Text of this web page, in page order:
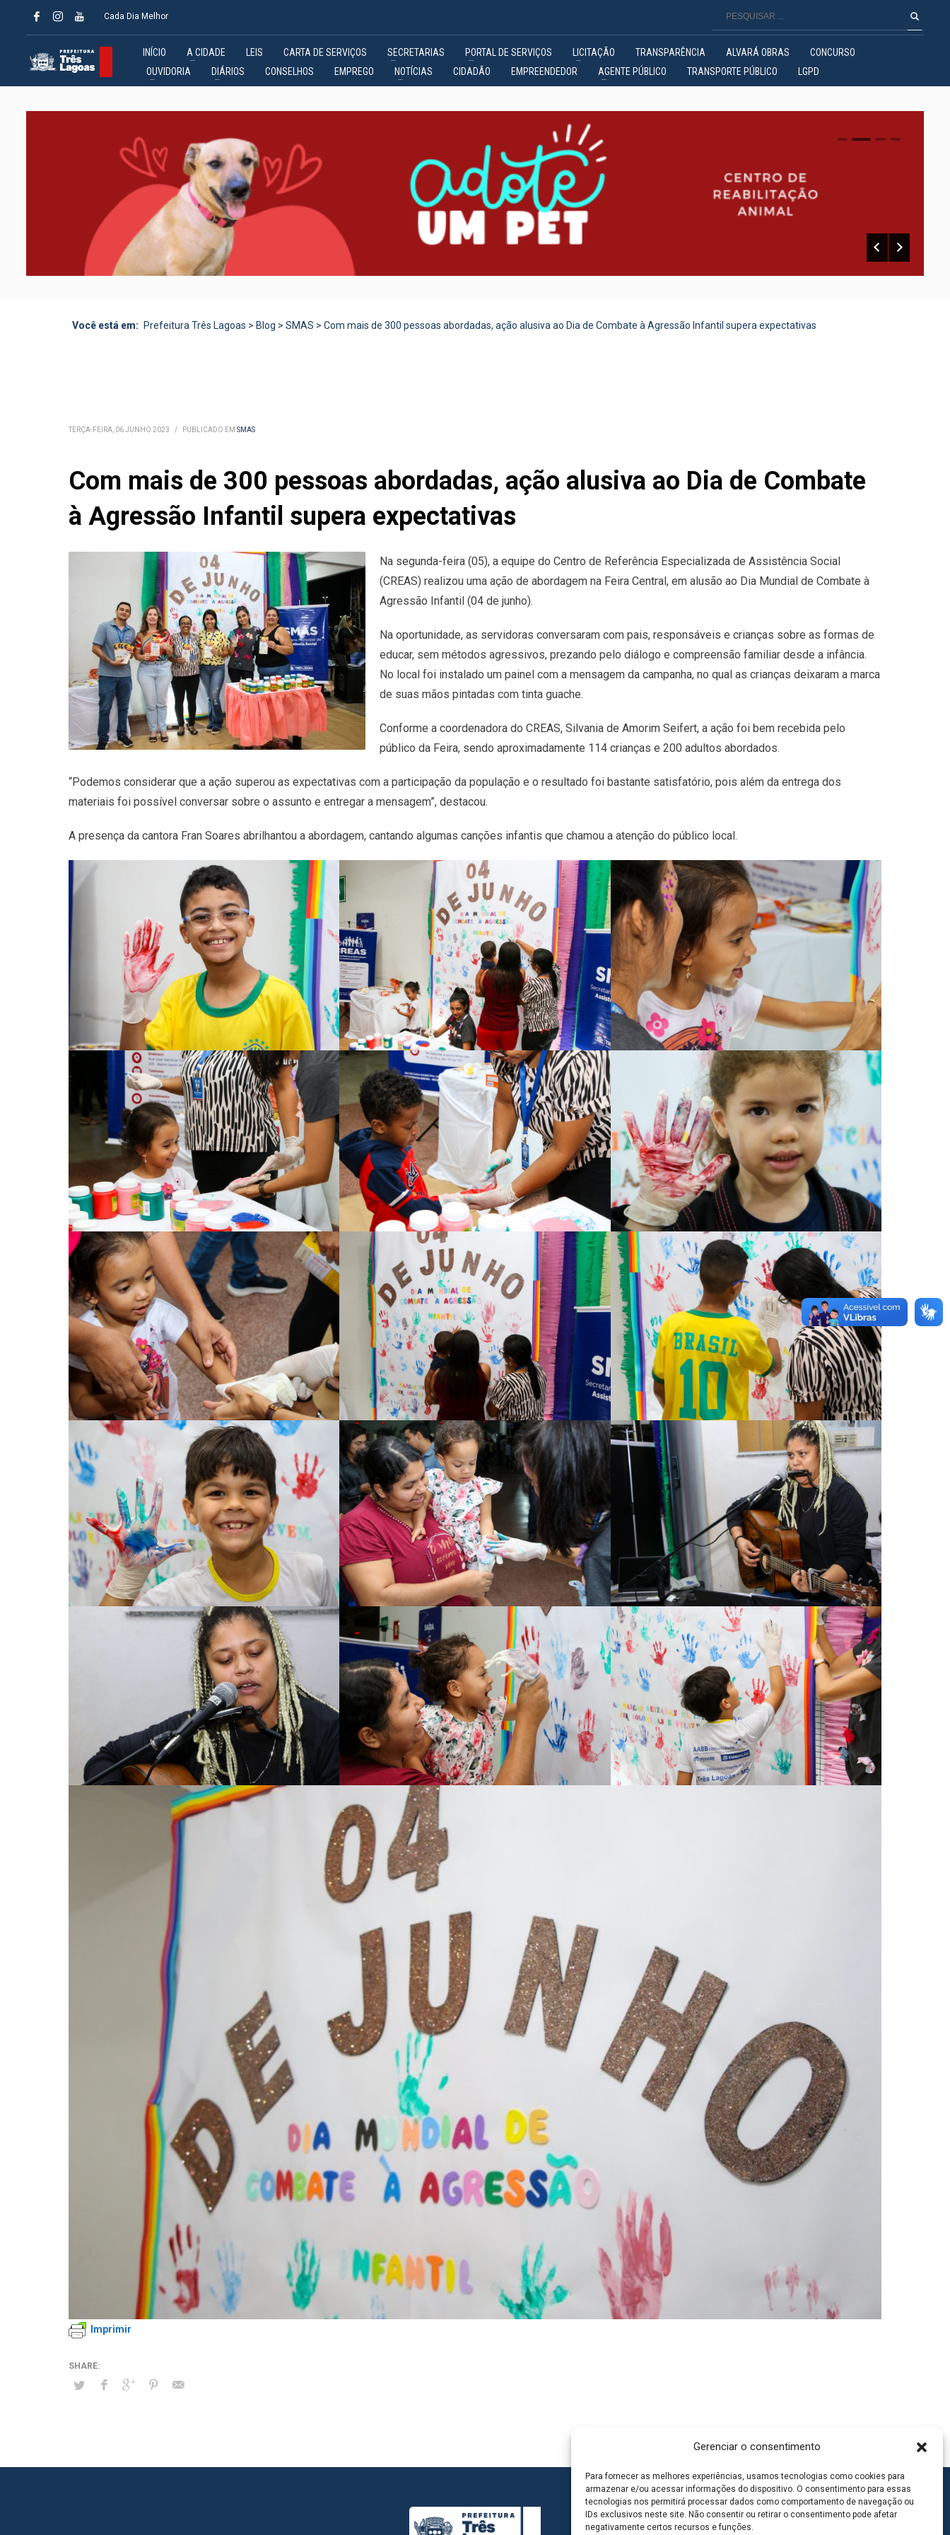
Gerenciar o consentimento
Para fornecer as melhores experiências, usamos tecnologias como cookies para
armazenar e/ou acessar informações do dispositivo. O consentimento para essas
tecnologias nos permitirá processar dados como comportamento de navegação ou
IDs exclusivos neste site. Não consentir ou retirar o consentimento pode afetar
negativamente certos recursos e funções.
Cada Dia Melhor
INÍCIO A CIDADE LEIS CARTA DE SERVIÇOS SECRETARIAS PORTAL DE SERVIÇOS LICITAÇÃO TRANSPARÊNCIA ALVARÁ OBRAS
CONCURSO
OUVIDORIA
DIÁRIOS CONSELHOS EMPREGO NOTÍCIAS CIDADÃO EMPREENDEDOR AGENTE PÚBLICO TRANSPORTE PÚBLICO LGPD
0 1 2
Você está em: Prefeitura Três Lagoas > Blog > SMAS > Com mais de 300 pessoas abordadas, ação alusiva ao Dia de Combate à Agressão Infantil supera expectativas
TERÇA-FEIRA, 06 JUNHO 2023 / PUBLICADO EM SMAS
Com mais de 300 pessoas abordadas, ação alusiva ao Dia de Combate
à Agressão Infantil supera expectativas
Na segunda-feira (05), a equipe do Centro de Referência Especializada de Assistência Social
(CREAS) realizou uma ação de abordagem na Feira Central, em alusão ao Dia Mundial de Combate à
Agressão Infantil (04 de junho).
Na oportunidade, as servidoras conversaram com pais, responsáveis e crianças sobre as formas de
educar, sem métodos agressivos, prezando pelo diálogo e compreensão familiar desde a infância.
No local foi instalado um painel com a mensagem da campanha, no qual as crianças deixaram a marca
de suas mãos pintadas com tinta guache.
Conforme a coordenadora do CREAS, Silvania de Amorim Seifert, a ação foi bem recebida pelo
público da Feira, sendo aproximadamente 114 crianças e 200 adultos abordados.
“Podemos considerar que a ação superou as expectativas com a participação da população e o resultado foi bastante satisfatório, pois além da entrega dos
materiais foi possível conversar sobre o assunto e entregar a mensagem”, destacou.
A presença da cantora Fran Soares abrilhantou a abordagem, cantando algumas canções infantis que chamou a atenção do público local.
Imprimir